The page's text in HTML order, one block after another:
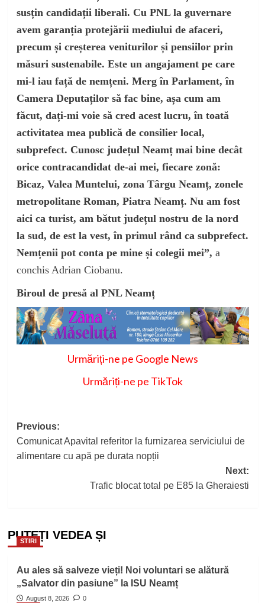
susțin candidații liberali. Cu PNL la guvernare
avem garanția protejării mediului de afaceri,
precum și creșterea veniturilor și pensiilor prin
măsuri sustenabile. Este un angajament pe care
mi-l iau față de nemțeni. Merg în Parlament, în
Camera Deputaților să fac bine, așa cum am
făcut, dați-mi voie să cred acest lucru, în toată
activitatea mea publică de consilier local,
subprefect. Cunosc județul Neamț mai bine decât
orice contracandidat de-ai mei, fiecare zonă:
Bicaz, Valea Muntelui, zona Târgu Neamț, zonele
metropolitane Roman, Piatra Neamț. Nu am fost
aici ca turist, am bătut județul nostru de la nord
la sud, de est la vest, în primul rând ca subprefect.
Nemțenii pot conta pe mine și colegii mei”, a
conchis Adrian Ciobanu.
Biroul de presă al PNL Neamț
Urmăriți-ne pe Google News
Urmăriți-ne pe TikTok
Post
navigation
Previous:
Comunicat Apavital referitor la furnizarea serviciului de
alimentare cu apă pe durata nopții
Next:
Trafic blocat total pe E85 la Gheraiesti
PUTEȚI VEDEA ȘI
STIRI
Au ales să salveze vieți! Noi voluntari se alătură
„Salvator din pasiune” la ISU Neamț
August 8, 2026
0